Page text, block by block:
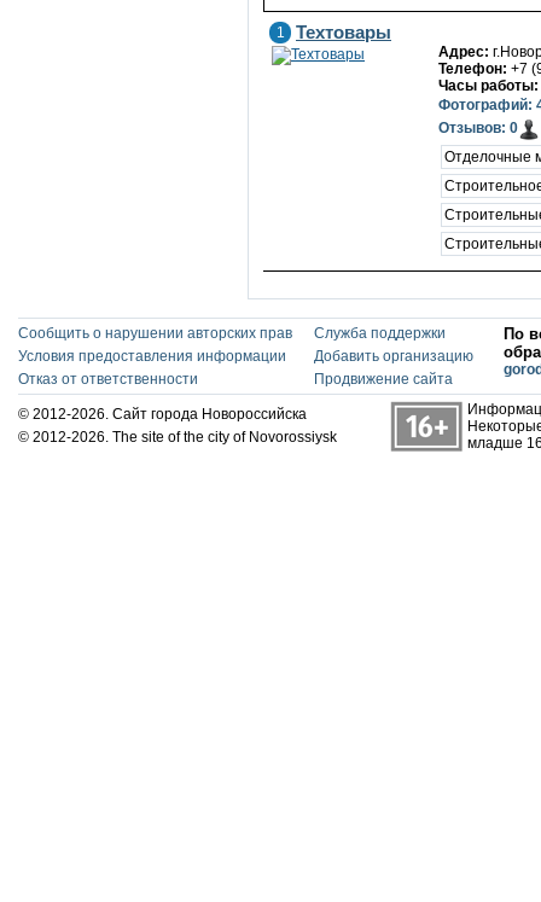
1 Техтовары
Адрес:
Телефон: +7
Часы работы:
Фотографий:
Отзывов: 0
Отделочные
Сообщить о нарушении авторских прав
Условия предоставления информации
Отказ от ответственности
Служба поддержки
Добавить организацию
Продвижение сайта
По
© 2012-2026. Сайт города Новороссийска
© 2012-2026. The site of the city of Novorossiysk
младше